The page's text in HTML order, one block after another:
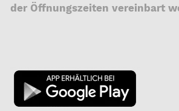
der Öffnungszeiten vereinbart